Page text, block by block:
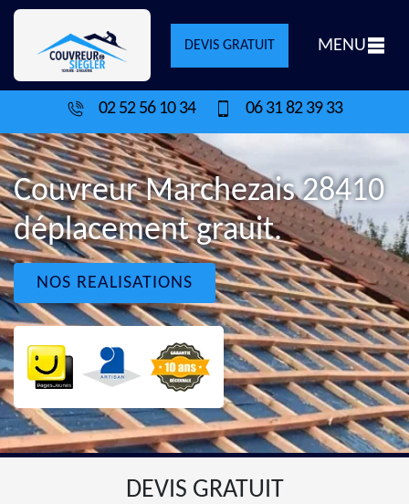
DEVIS GRATUIT MENU
02 52 56 10 34 06 31 82 39 33
Couvreur Marchezais 28410
déplacement grauit.
NOS REALISATIONS
DEVIS GRATUIT